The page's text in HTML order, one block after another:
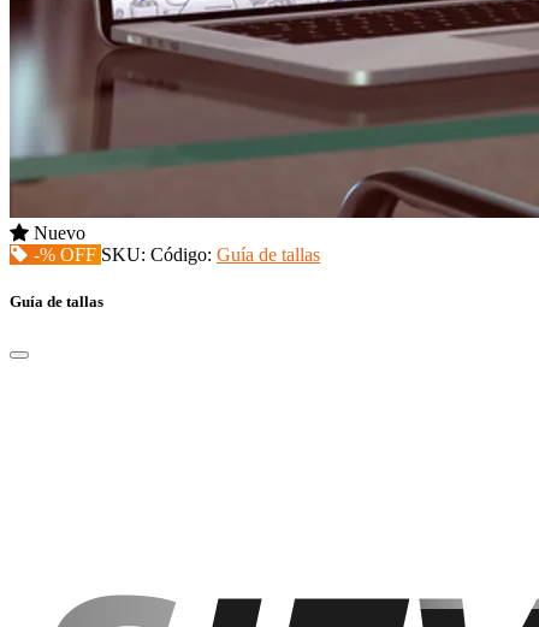
Nuevo
-% OFF SKU: Código: Guía de tallas
Guía de tallas